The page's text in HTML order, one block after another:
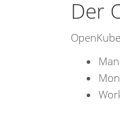
Der